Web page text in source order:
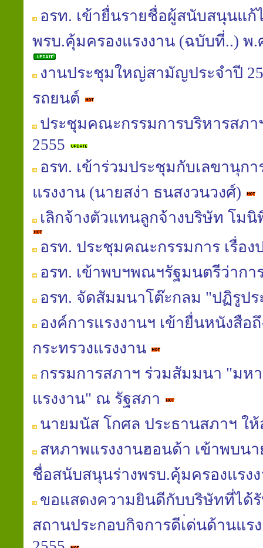
อรท. เข้ายื่นรายชื่อผู้สนับสนุนแก้
พรบ.คุ้มครองแรงงาน (ฉบับที่..) พ.
งานประชุมใหญ่สามัญประจำปี
รถยนต์
ประชุมคณะกรรมการบริหารสภา
2555
อรท. เข้าร่วมประชุมกับเลขานุก
แรงงาน (นายสง่า ธนสงวนวงศ์)
เลิกจ้างตัวแทนลูกจ้างบริษัท โม
อรท. ประชุมคณะกรรมการ เรื่อ
อรท. เข้าพบฯพณฯรัฐมนตรีว่ากา
อรท. จัดสัมมนาโต๊ะกลม "ปฏิรูป
องค์การแรงงานฯ เข้ายื่นหนังสือ
กระทรวงแรงงาน
กรรมการสภาฯ ร่วมสัมมนา "มห
แรงงาน" ณ รัฐสภา
นายมนัส โกศล ประธานสภาฯ ใ
สหภาพแรงงานฮอนด้า เข้าพบน
ชื่อสนับสนุนร่างพรบ.คุ้มครองแรง
ขอแสดงความยินดีกับบริษัทที่ได้รั
สถานประกอบกิจการดีเ่ด่นด้านแร